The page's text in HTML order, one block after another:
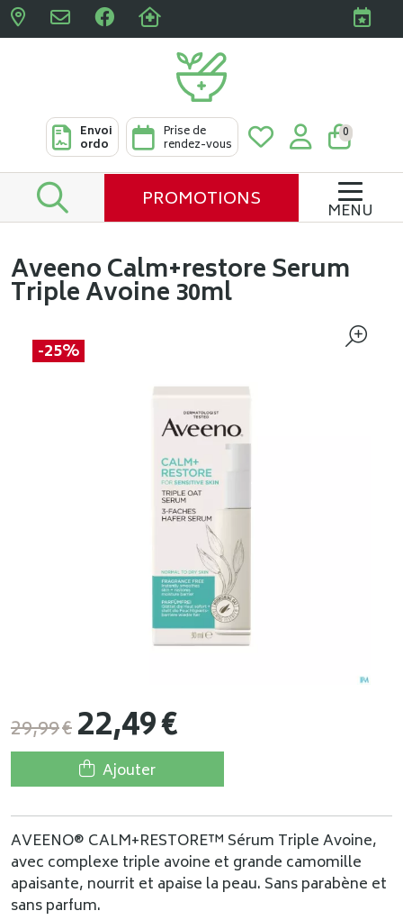
Pharmacies Clabots &
Envoi
ordo
Prise de
rendez-vous
0
PROMOTIONS MENU
Aveeno Calm+restore Serum
Triple Avoine 30ml
-25%
29,99€22,49€
Ajouter
AVEENO® CALM+RESTORE™ Sérum Triple Avoine,
avec complexe triple avoine et grande camomille
apaisante, nourrit et apaise la peau. Sans parabène et
sans parfum.